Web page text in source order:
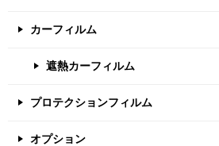
カーフィルム
遮熱カーフィルム
プロテクションフィルム
オプション